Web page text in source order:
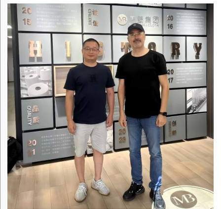
para sa mataas na kalidad na Vinyl PVC na panlangis ng
pader at tela para sa panlangis ng pader! Malaking Balita!
Ang aming pabrika ay kamakailan lamang pumasa sa
mahigpit na pagsusuri ng pabrika...